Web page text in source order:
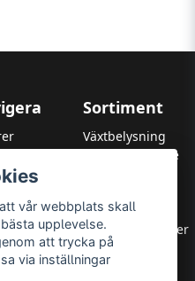
& Returer
villkor
Sortiment
Växtbelysning
LED Strålkastare
LED Downlights
LED Takarmaturer
Tillbehör
OUTLED
vår webbplats skall
upplevelse.
att trycka på
via inställningar